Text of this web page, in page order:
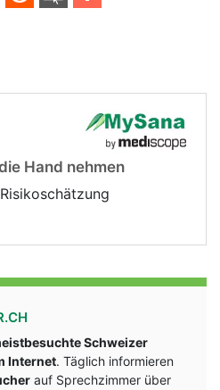
Hand nehmen
Schweizer
Internet. Täglich informieren
auf Sprechzimmer über